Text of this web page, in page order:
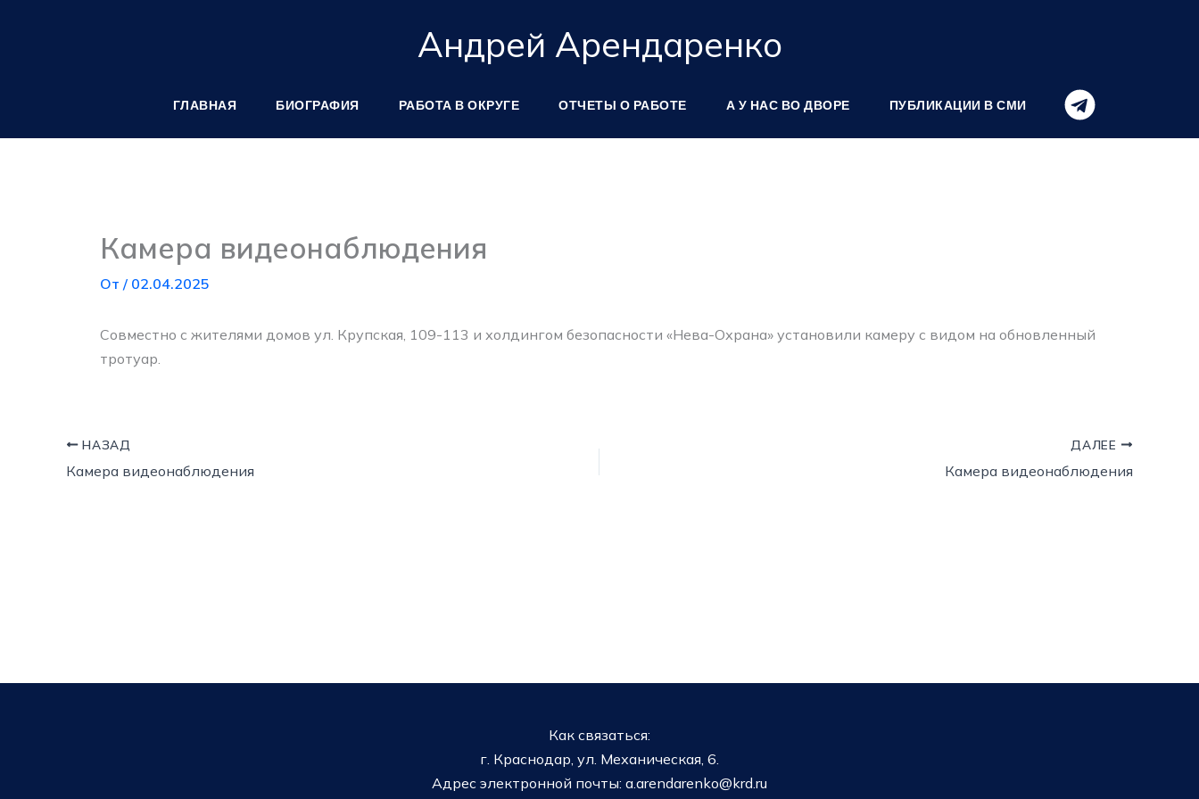
Андрей Арендаренко
ГЛАВНАЯ БИОГРАФИЯ РАБОТА В ОКРУГЕ ОТЧЕТЫ О РАБОТЕ А У НАС ВО ДВОРЕ ПУБЛИКАЦИИ В СМИ
Камера видеонаблюдения
От / 02.04.2025
Совместно с жителями домов ул. Крупская, 109-113 и холдингом безопасности «Нева-Охрана» установили камеру с видом на обновленный
тротуар.
НАЗАД
Камера видеонаблюдения
ДАЛЕЕ
Камера видеонаблюдения
Как связаться:
г. Краснодар, ул. Механическая, 6.
Адрес электронной почты: a.arendarenko@krd.ru